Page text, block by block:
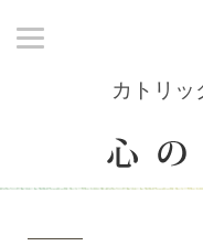
カトリッ